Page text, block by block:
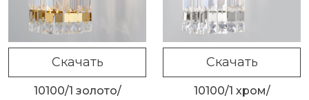
Скачать
10100/1 золото/
Скачать
10100/1 хром/